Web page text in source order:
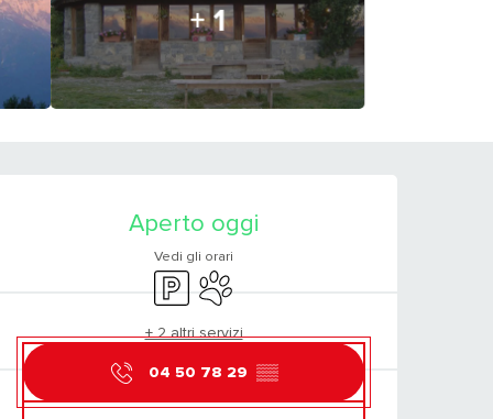
+ 1
E CONTATTI
Aperto oggi
Vedi gli orari
ParcheggioAnimali ammessi
+ 2 altri servizi
04 50 78 29 ▒▒